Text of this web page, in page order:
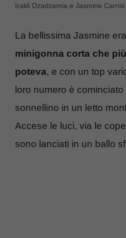
Irakli Dzadzamia e Jasmine
La bellissima Jasmine
minigonna corta che
poteva, e con un top
loro numero è
sonnellino in un letto
Accese le luci, via le
sono lanciati in un ballo